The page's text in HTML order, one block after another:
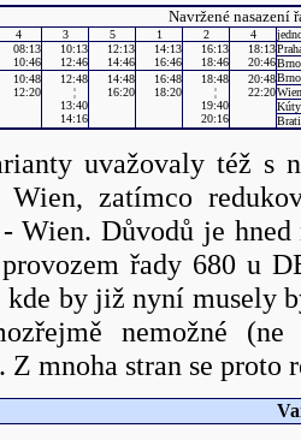
Navržené nasazení
4 3 5 1 2 4
08:13
10:46
10:13
12:46
12:13
14:46
14:13
16:46
16:13
18:46
18:13
20:46
10:48
12:20
12:48
¦
13:40
14:16
14:48
16:20
16:48
18:20
18:48
¦
19:40
20:16
20:48
22:20
Brno
Wien
Kúty
uvažovaly též s
zatímco
- Wien. Důvodů je
řady 680 u
kde by již nyní musely
nemožné
Z mnoha stran se